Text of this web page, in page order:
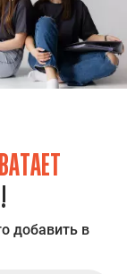
добавить в